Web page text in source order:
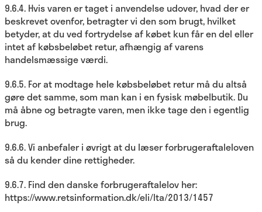
9.6.4. Hvis varen er taget i anvendelse udover, hvad der er
beskrevet ovenfor, betragter vi den som brugt, hvilket
betyder, at du ved fortrydelse af købet kun får en del eller
intet af købsbeløbet retur, afhængig af varens
handelsmæssige værdi.
9.6.5. For at modtage hele købsbeløbet retur må du altså
gøre det samme, som man kan i en fysisk møbelbutik. Du
må åbne og betragte varen, men ikke tage den i egentlig
brug.
9.6.6. Vi anbefaler i øvrigt at du læser forbrugeraftaleloven
så du kender dine rettigheder.
9.6.7. Find den danske forbrugeraftalelov her:
https://www.retsinformation.dk/eli/lta/2013/1457